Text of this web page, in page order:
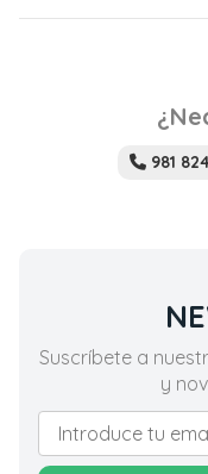
981
Suscríbete a
y